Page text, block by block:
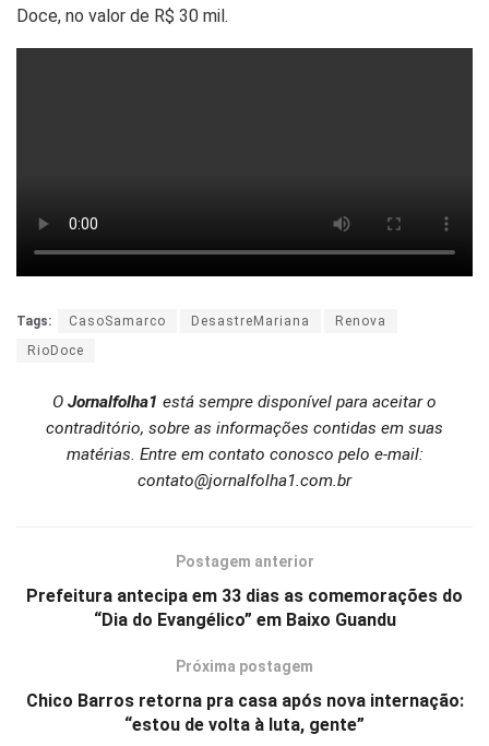
Doce, no valor de R$ 30 mil.
Tags: CasoSamarco DesastreMariana
Renova
RioDoce
O Jornalfolha1 está sempre disponível para aceitar o
contraditório, sobre as informações contidas em suas
matérias. Entre em contato conosco pelo e-mail:
contato@jornalfolha1.com.br
Postagem anterior
Prefeitura antecipa em 33 dias as comemorações do
“Dia do Evangélico” em Baixo Guandu
Próxima postagem
Chico Barros retorna pra casa após nova internação:
“estou de volta à luta, gente”